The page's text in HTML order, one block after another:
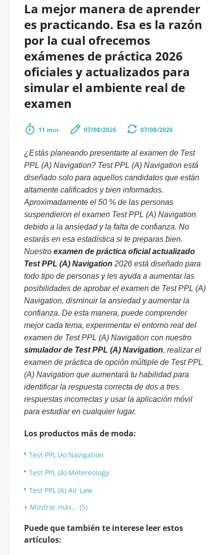
La mejor manera de aprender
es practicando. Esa es la razón
por la cual ofrecemos
exámenes de práctica 2026
oficiales y actualizados para
simular el ambiente real de
examen
11 min. 07/08/2026 07/08/2026
¿Estás planeando presentarte al examen de Test
PPL (A) Navigation? Test PPL (A) Navigation está
diseñado solo para aquellos candidatos que están
altamente calificados y bien informados.
Aproximadamente el 50 % de las personas
suspendieron el examen Test PPL (A) Navigation
debido a la ansiedad y la falta de confianza. No
estarás en esa estadística si te preparas bien.
Nuestro examen de práctica oficial actualizado
Test PPL (A) Navigation 2026 está diseñado para
todo tipo de personas y les ayuda a aumentar las
posibilidades de aprobar el examen de Test PPL (A)
Navigation, disminuir la ansiedad y aumentar la
confianza. De esta manera, puede comprender
mejor cada tema, experimentar el entorno real del
examen de Test PPL (A) Navigation con nuestro
simulador de Test PPL (A) Navigation, realizar el
examen de práctica de opción múltiple de Test PPL
(A) Navigation que aumentará tu habilidad para
identificar la respuesta correcta de dos a tres
respuestas incorrectas y usar la aplicación móvil
para estudiar en cualquier lugar.
Los productos más de moda:
Test PPL (A) Navigation
Test PPL (A) Metereology
Test PPL (A) Air Law
Mostrar más... (5)
Puede que también te interese leer estos
artículos: